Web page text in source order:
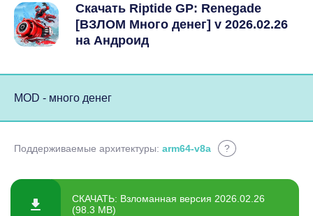
Скачать Riptide GP: Renegade
[ВЗЛОМ Много денег] v 2026.02.26
на Андроид
MOD - много денег
Поддерживаемые архитектуры: arm64-v8a ?
СКАЧАТЬ: Взломанная версия 2026.02.26
(98.3 MB)